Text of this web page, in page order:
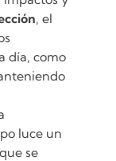
, el
día, como
luce un
se